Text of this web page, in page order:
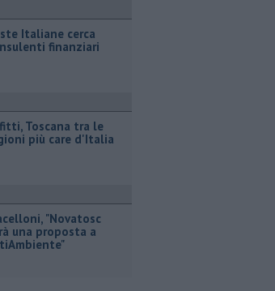
Italiane cerca
finanziari
Toscana tra le
più care d'Italia
"Novatosc
una proposta a